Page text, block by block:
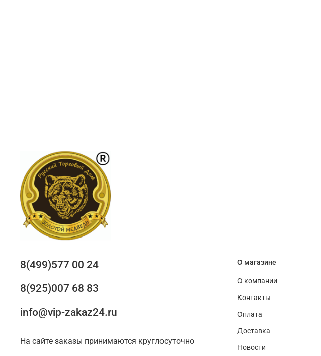
О магазине
О компании
Контакты
Оплата
Доставка
Новости
8(499)577 00 24
8(925)007 68 83
info@vip-zakaz24.ru
На сайте заказы принимаются круглосуточно